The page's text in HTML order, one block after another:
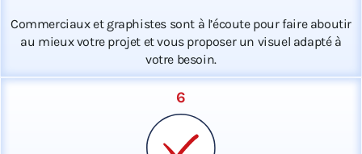
Commerciaux et graphistes sont à l’écoute pour faire aboutir
au mieux votre projet et vous proposer un visuel adapté à
votre besoin.
6